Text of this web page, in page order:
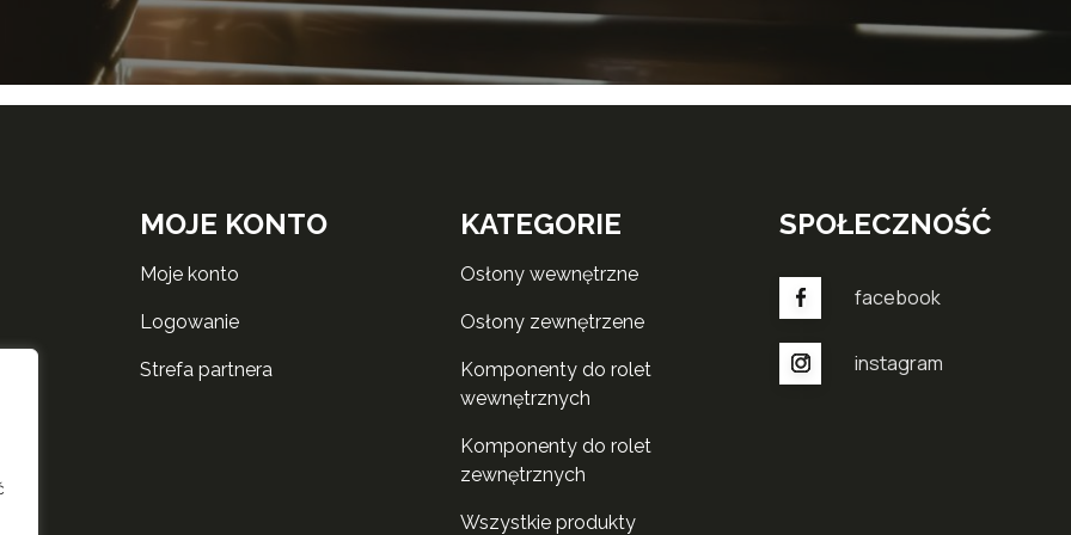
MOJE KONTO
moje konto
logowanie
strefa partnera
KATEGORIE
osłony wewnętrzne
osłony zewnętrzene
komponenty do rolet
wewnętrznych
komponenty do rolet
zewnętrznych
wszystkie produkty
SPOŁECZNOŚĆ
facebook
instagram